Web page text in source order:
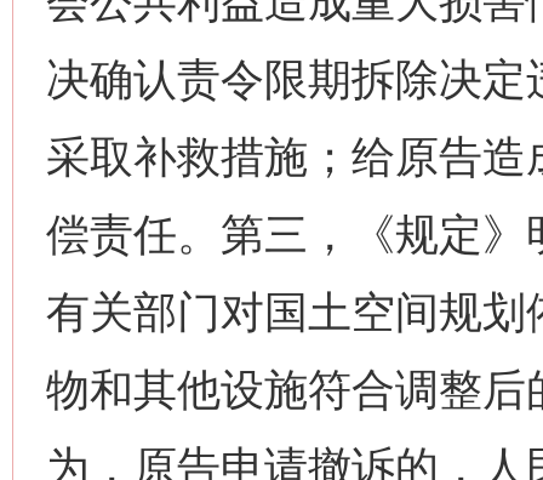
决确认责令限期拆除决
采取补救措施；给原告
偿责任。第三，《规定
有关部门对国土空间规
物和其他设施符合调整
为，原告申请撤诉的，